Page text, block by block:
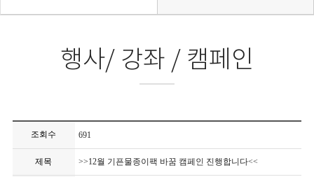
행사/ 강좌 / 캠페인
조회수 691
제목 >>12월 기픈물종이팩 바꿈 캠페인 진행합니다<<